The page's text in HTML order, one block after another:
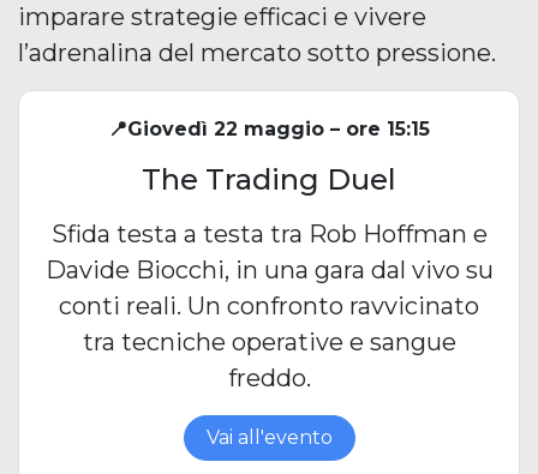
imparare strategie efficaci e vivere
l’adrenalina del mercato sotto pressione.
📍Giovedì 22 maggio – ore 15:15
The Trading Duel
Sfida testa a testa tra Rob Hoffman e
Davide Biocchi, in una gara dal vivo su
conti reali. Un confronto ravvicinato
tra tecniche operative e sangue
freddo.
Vai all'evento